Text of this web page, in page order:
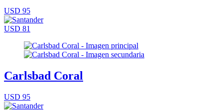
USD 95
USD 81
Carlsbad Coral
USD 95